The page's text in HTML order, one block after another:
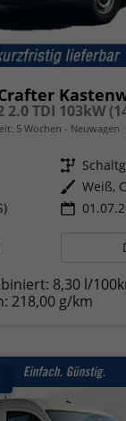
5 Wochen Neuwagen
Getriebe
Außenfarbe
8,30 l/
218,00 g/km